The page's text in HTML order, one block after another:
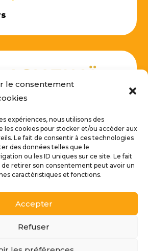
le consentement
expériences, nous utilisons des
les cookies pour stocker et/ou accéder aux
Le fait de consentir à ces technologies
des données telles que le
ou les ID uniques sur ce site. Le fait
de retirer son consentement peut avoir un
caractéristiques et fonctions.
Accepter
Refuser
CONTACTER
par AsiaThaï Déco | SIRET : 512 203